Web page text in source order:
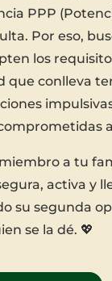
PPP
Por eso,
los
que conlleva
a tu
activa y
su segunda
se la dé. 💖